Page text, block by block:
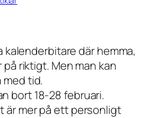
kalenderbitare där hemma,
riktigt. Men man kan
tid.
bort 18-28 februari.
är mer på ett personligt